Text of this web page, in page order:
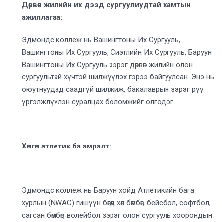
Дөрвөн жилийн их дээд сургуулиудтай хамтын
ажиллагаа:
Эдмондс коллеж нь Вашингтоны Их Сургууль,
Вашингтоны Их Сургууль, Сиэтлийн Их Сургууль, Баруун
Вашингтоны Их Сургууль зэрэг дөрвөн жилийн олон
сургуультай хүчтэй шилжүүлэх гэрээ байгуулсан. Энэ нь
оюутнуудад саадгүй шилжиж, бакалаврын зэрэг рүү
үргэлжлүүлэн суралцах боломжийг олгодог.
Хөнгөн атлетик ба амралт:
Эдмондс коллеж нь Баруун хойд Атлетикийн бага
хурлын (NWAC) гишүүн бөгөөд хөл бөмбөг, бейсбол, софтбол,
сагсан бөмбөг, волейбол зэрэг олон сургууль хоорондын